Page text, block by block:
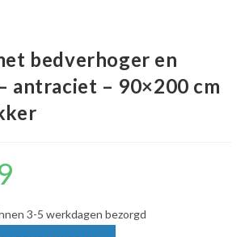
bedverhoger en
antraciet – 90×200 cm
3-5 werkdagen bezorgd